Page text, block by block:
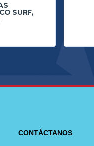
SURF,
CONTÁCTANOS